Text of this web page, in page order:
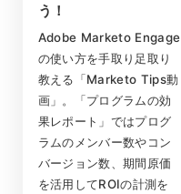
う！
Adobe Marketo Engage
の使い方を手取り足取り
教える「Marketo Tips動
画」。「プログラムの効
果レポート」ではプログ
ラムのメンバー数やコン
バージョン数、期間原価
を活用してROIの計測を